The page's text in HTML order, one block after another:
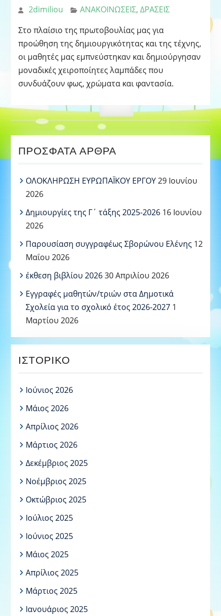
2dimiliou ΑΝΑΚΟΙΝΩΣΕΙΣ, ΔΡΑΣΕΙΣ
Στο πλαίσιο της πρωτοβουλίας μας για
προώθηση της δημιουργικότητας και της τέχνης,
οι μαθητές μας εμπνεύστηκαν και δημιούργησαν
μοναδικές χειροποίητες λαμπάδες που
συνδυάζουν φως, χρώματα και φαντασία.
ΠΡΌΣΦΑΤΑ ΆΡΘΡΑ
ΟΛΟΚΛΗΡΩΣΗ ΕΥΡΩΠΑΪΚΟΥ ΕΡΓΟΥ29 Ιουνίου
2026
Δημιουργίες της Γ΄ τάξης 2025-2026 16 Ιουνίου
2026
Παρουσίαση συγγραφέως Σβορώνου Ελένης 12
Μαΐου 2026
έκθεση βιβλίου 202630 Απριλίου 2026
Εγγραφές μαθητών/τριών στα Δημοτικά
Σχολεία για το σχολικό έτος 2026-2027 1
Μαρτίου 2026
ΙΣΤΟΡΙΚΌ
Ιούνιος 2026
Μάιος 2026
Απρίλιος 2026
Μάρτιος 2026
Δεκέμβριος 2025
Νοέμβριος 2025
Οκτώβριος 2025
Ιούλιος 2025
Ιούνιος 2025
Μάιος 2025
Απρίλιος 2025
Μάρτιος 2025
Ιανουάριος 2025